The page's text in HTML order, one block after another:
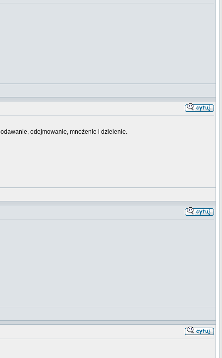
odejmowanie, mnożenie i dzielenie.